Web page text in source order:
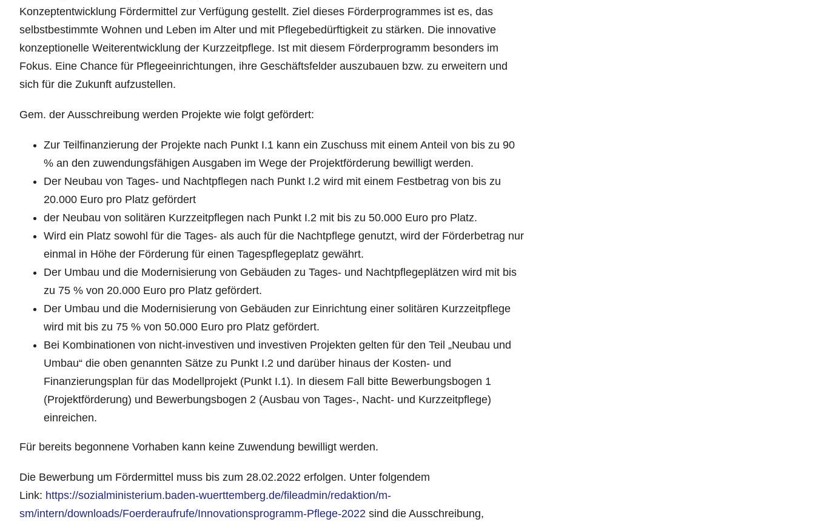
Konzeptentwicklung Fördermittel zur Verfügung gestellt. Ziel dieses Förderprogrammes ist es, das
selbstbestimmte Wohnen und Leben im Alter und mit Pflegebedürftigkeit zu stärken. Die innovative
konzeptionelle Weiterentwicklung der Kurzzeitpflege. Ist mit diesem Förderprogramm besonders im
Fokus. Eine Chance für Pflegeeinrichtungen, ihre Geschäftsfelder auszubauen bzw. zu erweitern und
sich für die Zukunft aufzustellen.
Gem. der Ausschreibung werden Projekte wie folgt gefördert:
Zur Teilfinanzierung der Projekte nach Punkt I.1 kann ein Zuschuss mit einem Anteil von bis zu 90
% an den zuwendungsfähigen Ausgaben im Wege der Projektförderung bewilligt werden.
Der Neubau von Tages- und Nachtpflegen nach Punkt I.2 wird mit einem Festbetrag von bis zu
20.000 Euro pro Platz gefördert
der Neubau von solitären Kurzzeitpflegen nach Punkt I.2 mit bis zu 50.000 Euro pro Platz.
Wird ein Platz sowohl für die Tages- als auch für die Nachtpflege genutzt, wird der Förderbetrag nur
einmal in Höhe der Förderung für einen Tagespflegeplatz gewährt.
Der Umbau und die Modernisierung von Gebäuden zu Tages- und Nachtpflegeplätzen wird mit bis
zu 75 % von 20.000 Euro pro Platz gefördert.
Der Umbau und die Modernisierung von Gebäuden zur Einrichtung einer solitären Kurzzeitpflege
wird mit bis zu 75 % von 50.000 Euro pro Platz gefördert.
Bei Kombinationen von nicht-investiven und investiven Projekten gelten für den Teil „Neubau und
Umbau“ die oben genannten Sätze zu Punkt I.2 und darüber hinaus der Kosten- und
Finanzierungsplan für das Modellprojekt (Punkt I.1). In diesem Fall bitte Bewerbungsbogen 1
(Projektförderung) und Bewerbungsbogen 2 (Ausbau von Tages-, Nacht- und Kurzzeitpflege)
einreichen.
Für bereits begonnene Vorhaben kann keine Zuwendung bewilligt werden.
Die Bewerbung um Fördermittel muss bis zum 28.02.2022 erfolgen. Unter folgendem
Link: https://sozialministerium.baden-wuerttemberg.de/fileadmin/redaktion/m-
sm/intern/downloads/Foerderaufrufe/Innovationsprogramm-Pflege-2022sind die Ausschreibung,